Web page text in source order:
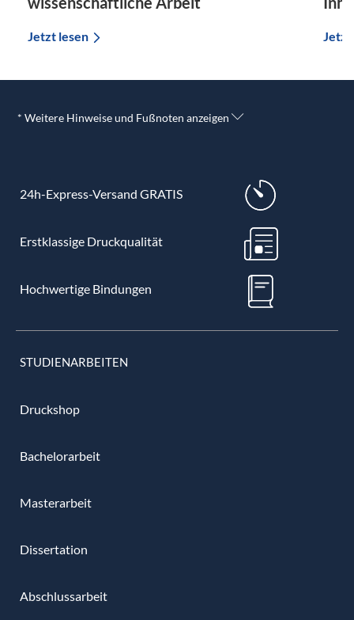
Jetzt lesen
* Weitere Hinweise und Fußnoten anzeigen
24h-Express-Versand GRATIS
Erstklassige Druckqualität
Hochwertige Bindungen
STUDIENARBEITEN
Druckshop
Bachelorarbeit
Masterarbeit
Dissertation
Abschlussarbeit